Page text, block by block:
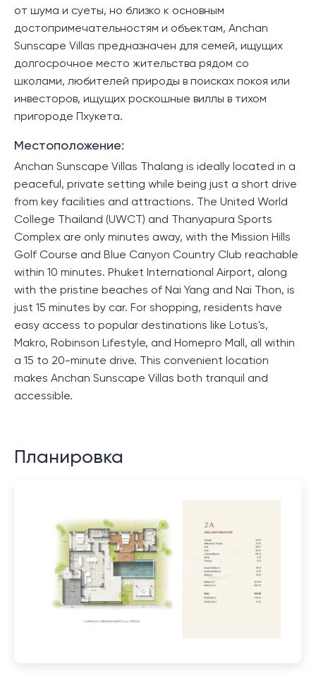
от шума и суеты, но близко к основным
достопримечательностям и объектам, Anchan
Sunscape Villas предназначен для семей, ищущих
долгосрочное место жительства рядом со
школами, любителей природы в поисках покоя или
инвесторов, ищущих роскошные виллы в тихом
пригороде Пхукета.
Местоположение:
Anchan Sunscape Villas Thalang is ideally located in a
peaceful, private setting while being just a short drive
from key facilities and attractions. The United World
College Thailand (UWCT) and Thanyapura Sports
Complex are only minutes away, with the Mission Hills
Golf Course and Blue Canyon Country Club reachable
within 10 minutes. Phuket International Airport, along
with the pristine beaches of Nai Yang and Nai Thon, is
just 15 minutes by car. For shopping, residents have
easy access to popular destinations like Lotus's,
Makro, Robinson Lifestyle, and Homepro Mall, all within
a 15 to 20-minute drive. This convenient location
makes Anchan Sunscape Villas both tranquil and
accessible.
Планировка